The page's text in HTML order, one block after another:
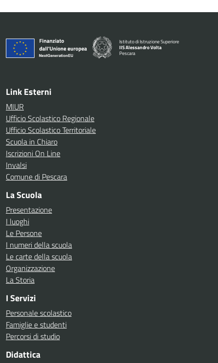
Istituto di Istruzione Superiore
IIS Alessandro Volta
Pescara
Link Esterni
MIUR
Ufficio Scolastico Regionale
Ufficio Scolastico Territoriale
Scuola in Chiaro
Iscrizioni On Line
Invalsi
Comune di Pescara
La Scuola
Presentazione
I luoghi
Le Persone
I numeri della scuola
Le carte della scuola
Organizzazione
La Storia
I Servizi
Personale scolastico
Famiglie e studenti
Percorsi di studio
Didattica